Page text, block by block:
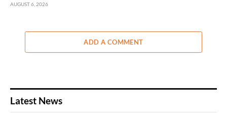
AUGUST 6, 2026
ADD A COMMENT
Latest News